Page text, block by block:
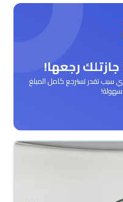
سبب تقدر تسترجع كامل المبلغ